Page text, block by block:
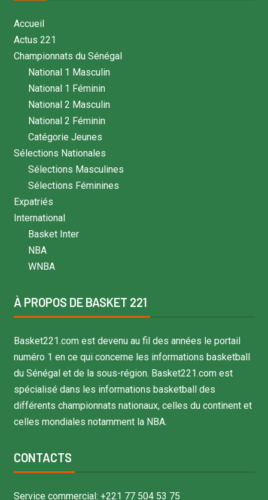
Accueil
Actus 221
Championnats du Sénégal
National 1 Masculin
National 1 Féminin
National 2 Masculin
National 2 Féminin
Catégorie Jeunes
Sélections Nationales
Sélections Masculines
Sélections Féminines
Expatriés
International
Basket Inter
NBA
WNBA
À PROPOS DE BASKET 221
Basket221.com est devenu au fil des années le portail
numéro 1 en ce qui concerne les informations basketball
du Sénégal et de la sous-région. Basket221.com est
spécialisé dans les informations basketball des
différents championnats nationaux, celles du continent et
celles mondiales notamment la NBA.
CONTACTS
Service commercial: +221 77 504 53 75